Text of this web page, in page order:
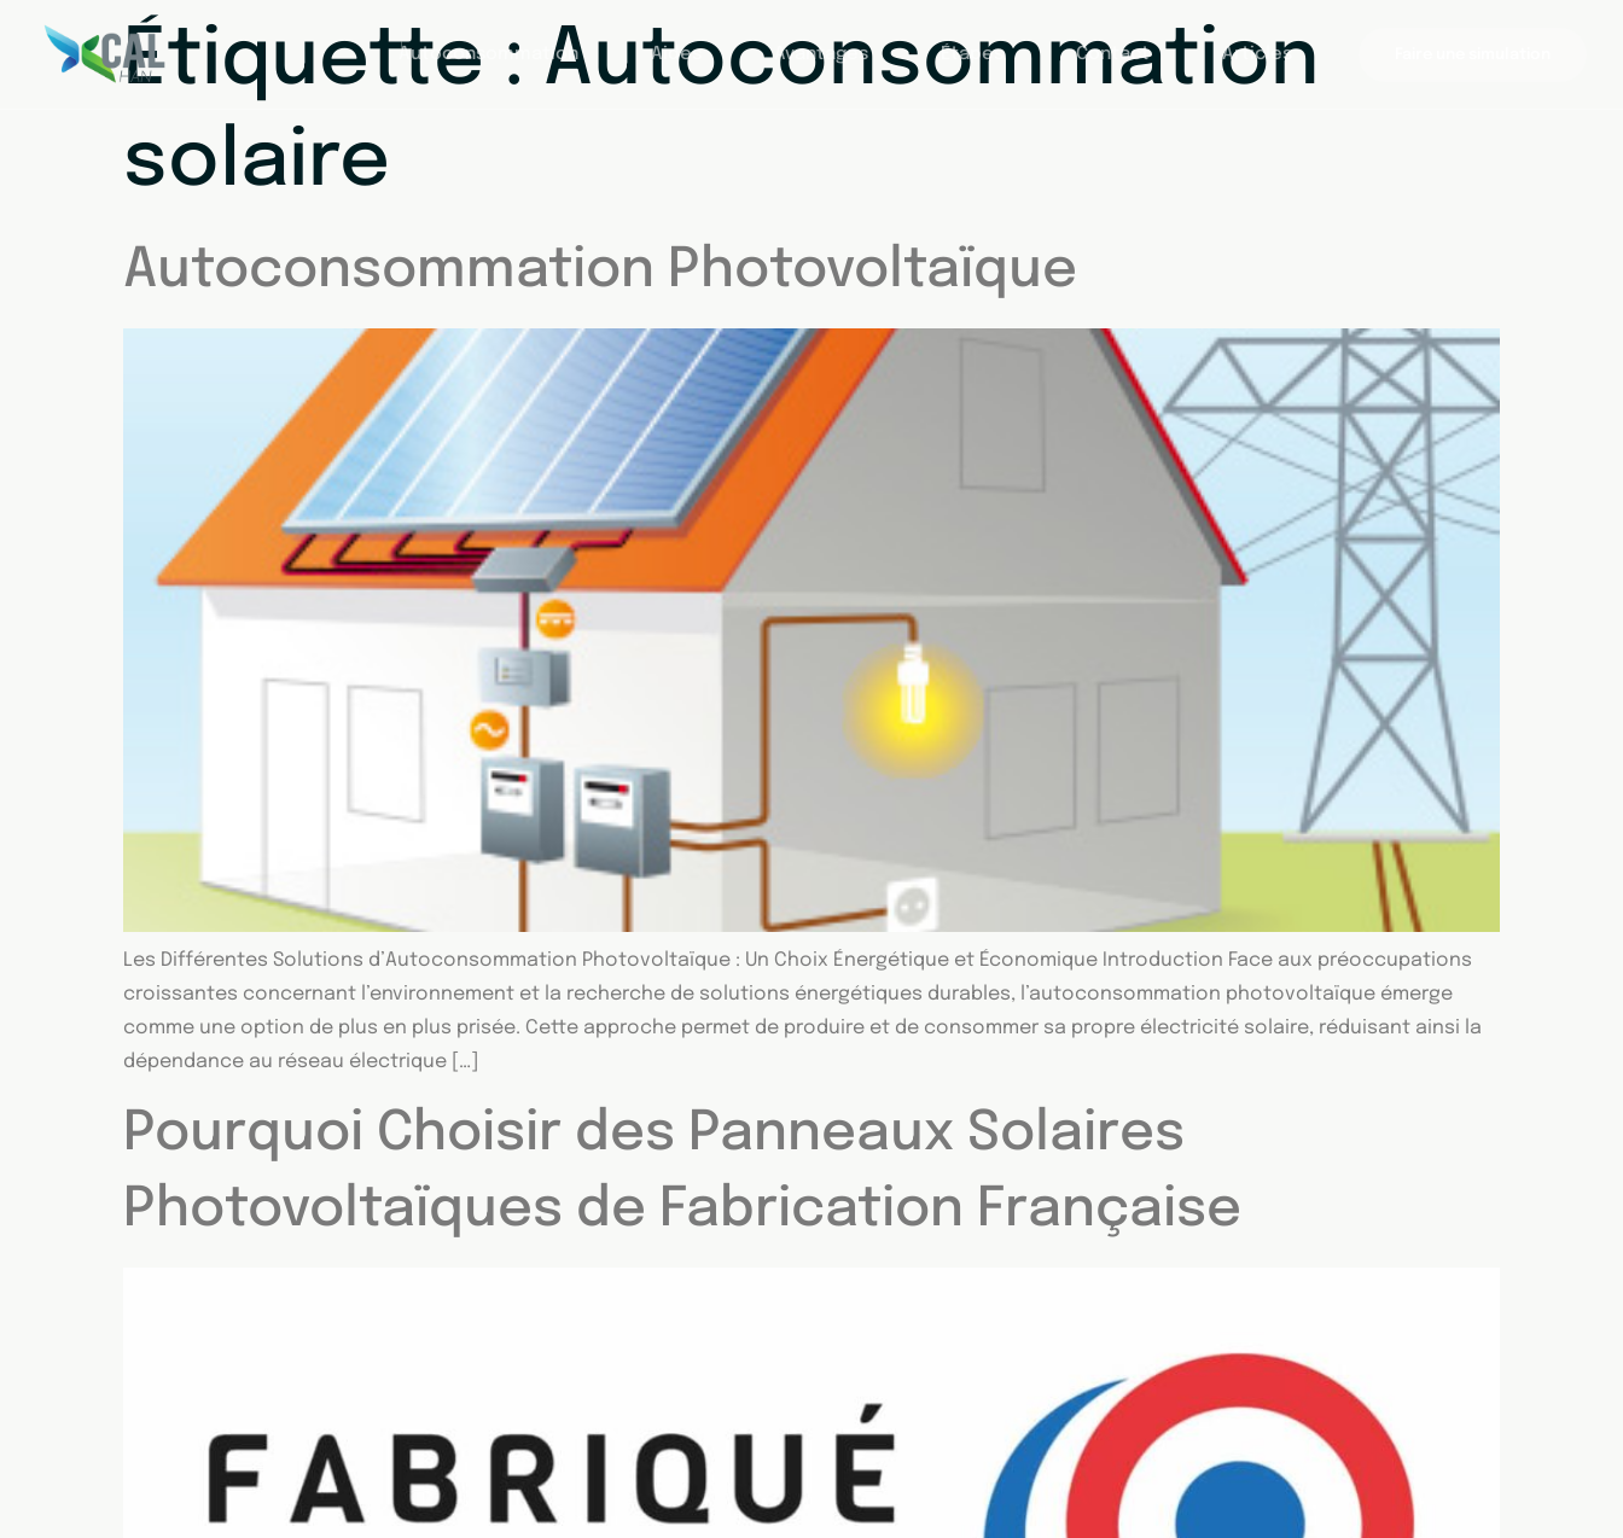
Autoconsommation Aides Avantages Étapes Contact Articles
Étiquette : Autoconsommation
solaire
Autoconsommation Photovoltaïque
Les Différentes Solutions d’Autoconsommation Photovoltaïque : Un Choix Énergétique et Économique Introduction Face aux préoccupations
croissantes concernant l’environnement et la recherche de solutions énergétiques durables, l’autoconsommation photovoltaïque émerge
comme une option de plus en plus prisée. Cette approche permet de produire et de consommer sa propre électricité solaire, réduisant ainsi la
dépendance au réseau électrique […]
Pourquoi Choisir des Panneaux Solaires
Photovoltaïques de Fabrication Française